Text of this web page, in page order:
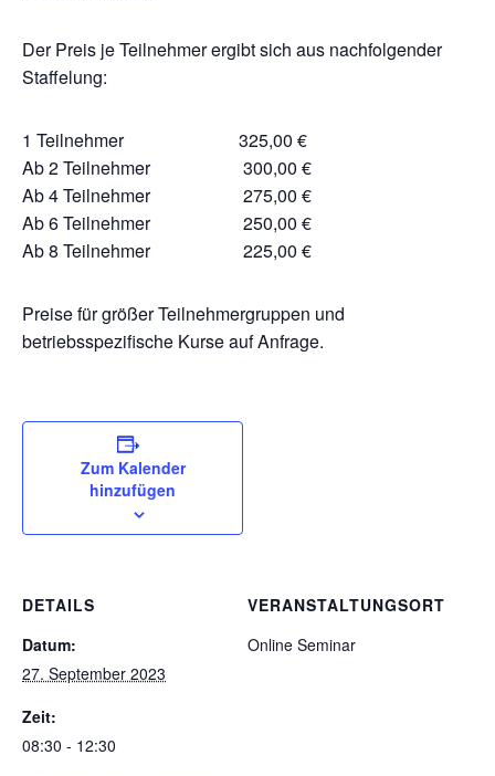
Der Preis je Teilnehmer ergibt sich aus nachfolgender
Staffelung:
1 Teilnehmer 325,00 €
Ab 2 Teilnehmer 300,00 €
Ab 4 Teilnehmer 275,00 €
Ab 6 Teilnehmer 250,00 €
Ab 8 Teilnehmer 225,00 €
Preise für größer Teilnehmergruppen und
betriebsspezifische Kurse auf Anfrage.
Zum Kalender
hinzufügen
DETAILS
Datum:
27. September 2023
Zeit:
08:30 - 12:30
VERANSTALTUNGSORT
Online Seminar